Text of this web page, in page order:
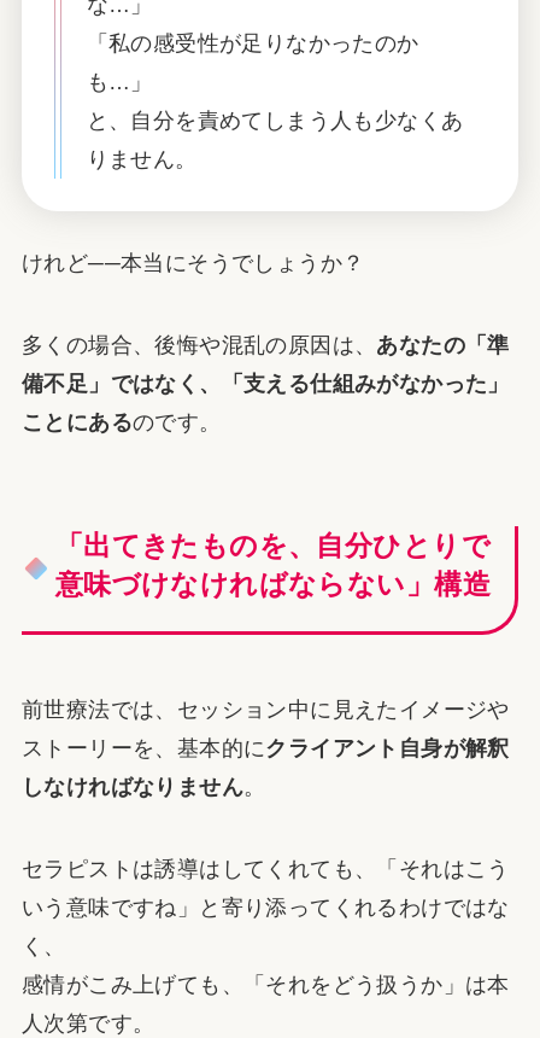
な…」
「私の感受性が足りなかったのか
も…」
と、自分を責めてしまう人も少なくあ
りません。
けれど──本当にそうでしょうか？
多くの場合、後悔や混乱の原因は、 あなたの「準
備不足」ではなく、「支える仕組みがなかった」
ことにあるのです。
「出てきたものを、自分ひとりで
意味づけなければならない」構造
前世療法では、セッション中に見えたイメージや
ストーリーを、基本的にクライアント自身が解釈
しなければなりません。
セラピストは誘導はしてくれても、「それはこう
いう意味ですね」と寄り添ってくれるわけではな
く、
感情がこみ上げても、「それをどう扱うか」は本
人次第です。